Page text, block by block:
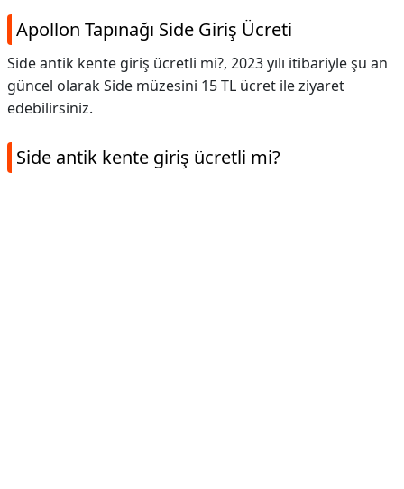
Apollon Tapınağı Side Giriş Ücreti
Side antik kente giriş ücretli mi?, 2023 yılı itibariyle şu an
güncel olarak Side müzesini 15 TL ücret ile ziyaret
edebilirsiniz.
Side antik kente giriş ücretli mi?